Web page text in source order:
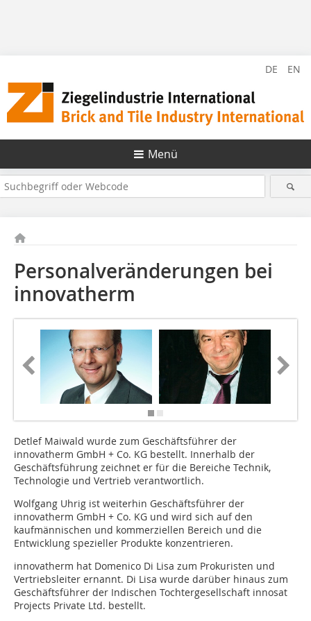
DE EN
Menü
Personalveränderungen bei
innovatherm
Detlef Maiwald wurde zum Geschäftsführer der
innovatherm GmbH + Co. KG bestellt. Innerhalb der
Geschäftsführung zeichnet er für die Bereiche Technik,
Technologie und Vertrieb verantwortlich.
Wolfgang Uhrig ist weiterhin Geschäftsführer der
innovatherm GmbH + Co. KG und wird sich auf den
kaufmännischen und kommerziellen Bereich und die
Entwicklung spezieller Produkte konzentrieren.
innovatherm hat Domenico Di Lisa zum Prokuristen und
Vertriebsleiter ernannt. Di Lisa wurde darüber hinaus zum
Geschäftsführer der Indischen Tochtergesellschaft innosat
Projects Private Ltd. bestellt.